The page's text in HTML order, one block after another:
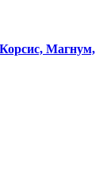
Магнум,